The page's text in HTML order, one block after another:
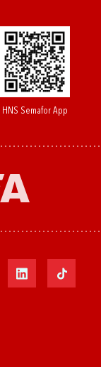
HNS Semafor App